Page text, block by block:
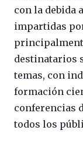
con la debida
impartidas
destinatarios
temas, con
formación
conferencias
todos los